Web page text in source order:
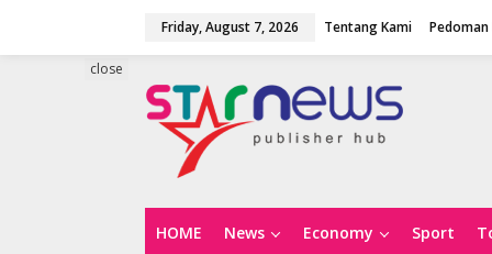
Friday, August 7, 2026 Tentang Kami Pedoman
HOME News Economy Sport
close